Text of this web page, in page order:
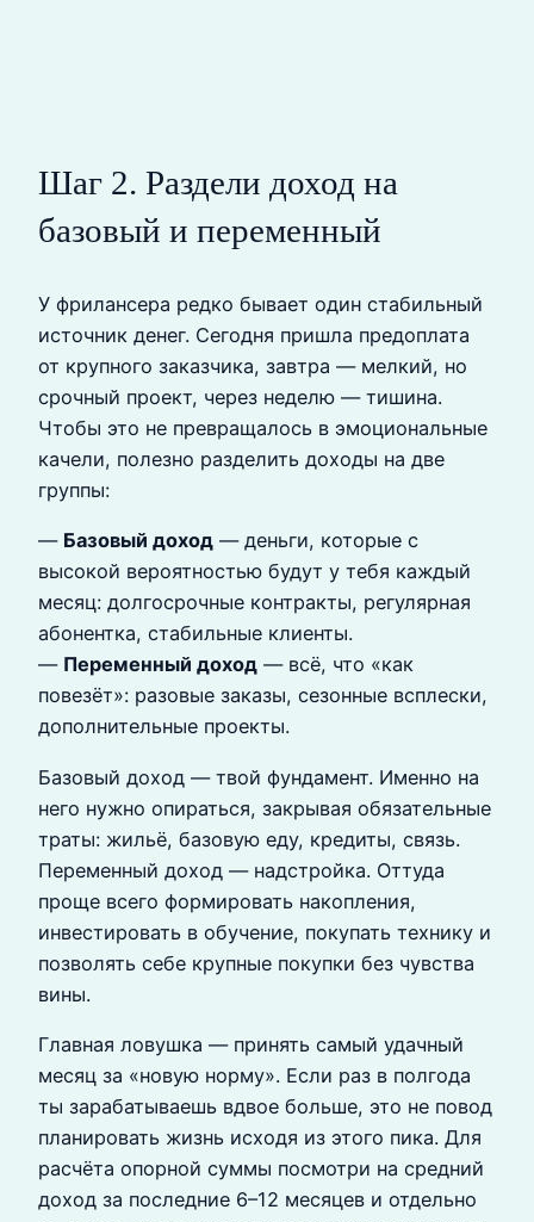
Шаг 2. Раздели доход на
базовый и переменный
У фрилансера редко бывает один стабильный
источник денег. Сегодня пришла предоплата
от крупного заказчика, завтра — мелкий, но
срочный проект, через неделю — тишина.
Чтобы это не превращалось в эмоциональные
качели, полезно разделить доходы на две
группы:
— Базовый доход — деньги, которые с
высокой вероятностью будут у тебя каждый
месяц: долгосрочные контракты, регулярная
абонентка, стабильные клиенты.
— Переменный доход — всё, что «как
повезёт»: разовые заказы, сезонные всплески,
дополнительные проекты.
Базовый доход — твой фундамент. Именно на
него нужно опираться, закрывая обязательные
траты: жильё, базовую еду, кредиты, связь.
Переменный доход — надстройка. Оттуда
проще всего формировать накопления,
инвестировать в обучение, покупать технику и
позволять себе крупные покупки без чувства
вины.
Главная ловушка — принять самый удачный
месяц за «новую норму». Если раз в полгода
ты зарабатываешь вдвое больше, это не повод
планировать жизнь исходя из этого пика. Для
расчёта опорной суммы посмотри на средний
доход за последние 6–12 месяцев и отдельно